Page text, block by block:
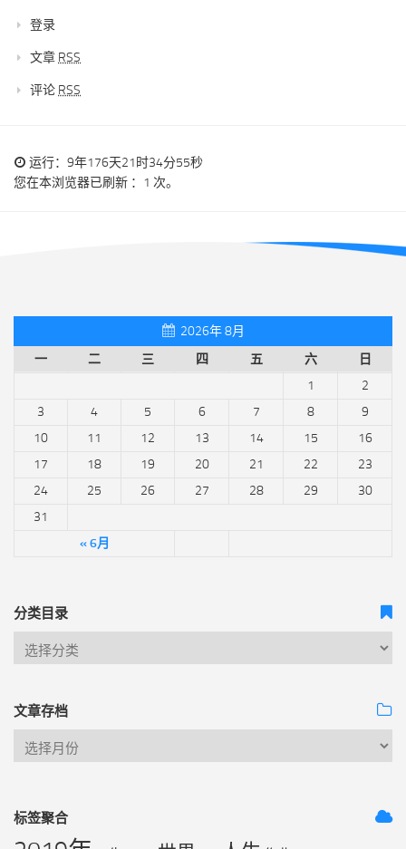
登录
文章 RSS
评论 RSS
运行：9年176天21时34分55秒
您在本浏览器已刷新 ：1 次。
2026年 8月
一
二 三 四 五 六 日
« 6月
1
2
3
4 5 6 7 8
9
10
11 12 13 14 15
16
17
18 19 20 21 22
23
24
25 26 27 28 29
30
31
分类目录
文章存档
标签聚合